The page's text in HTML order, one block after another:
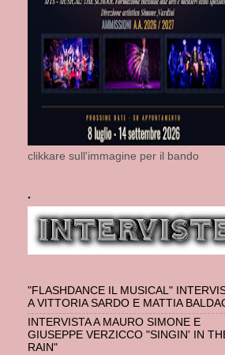
clikkare sull'immagine per il bando
.
"FLASHDANCE IL MUSICAL"
A VITTORIA SARDO E MATTIA
INTERVISTA A MAURO SIMONE E
GIUSEPPE VERZICCO "SINGIN' IN
RAIN"